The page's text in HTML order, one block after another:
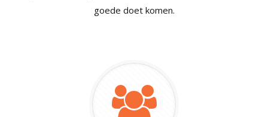
goede doet komen.